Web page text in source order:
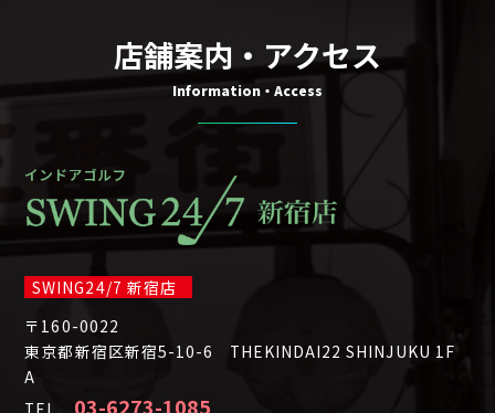
店舗案内・アクセス
Information・Access
SWING24/7 新宿店
〒160-0022
東京都新宿区新宿5-10-6 THEKINDAI22 SHINJUKU 1F
A
TEL． 03-6273-1085